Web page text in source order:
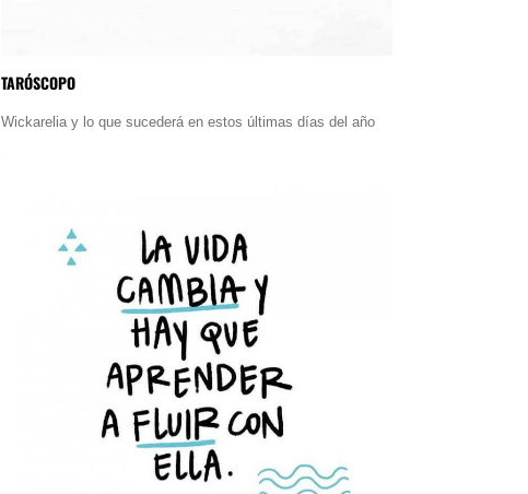
TARÓSCOPO
Wickarelia y lo que sucederá en estos últimas días del año